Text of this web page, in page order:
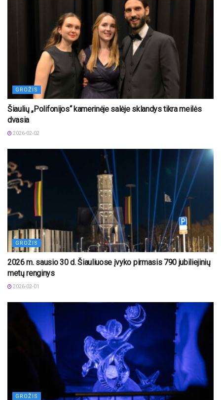
GROŽIS
Šiaulių „Polifonijos“ kamerinėje salėje sklandys tikra meilės
dvasia
2026-02-02
GROŽIS
2026 m. sausio 30 d. Šiauliuose įvyko pirmasis 790 jubiliejinių
metų renginys
2026-02-01
GROŽIS